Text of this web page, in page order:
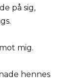
på sig,
mig.
hennes